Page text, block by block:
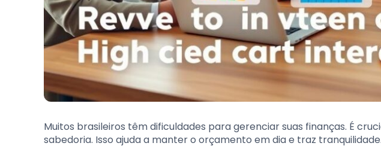
Muitos brasileiros têm dificuldades para gerenciar suas finanças. É
sabedoria. Isso ajuda a manter o orçamento em dia e traz tranquilidade.